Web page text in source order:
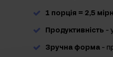
1 порція = 2,5
Продуктивність -
Зручна форма -